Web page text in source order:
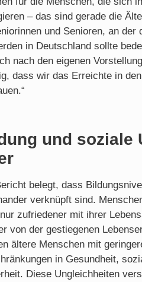
– das sind gerade die
und Senioren, an
in Deutschland sollte
nach den eigenen
dass wir das Erreichte in
und soziale
belegt, dass
verknüpft sind.
zufriedener mit ihrer
von der gestiegenen
ältere Menschen mit
in Gesundheit,
Diese Ungleichheiten